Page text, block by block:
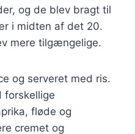
og de blev bragt til
i midten af det 20.
mere tilgængelige.
og serveret med ris.
forskellige
fløde og
cremet og